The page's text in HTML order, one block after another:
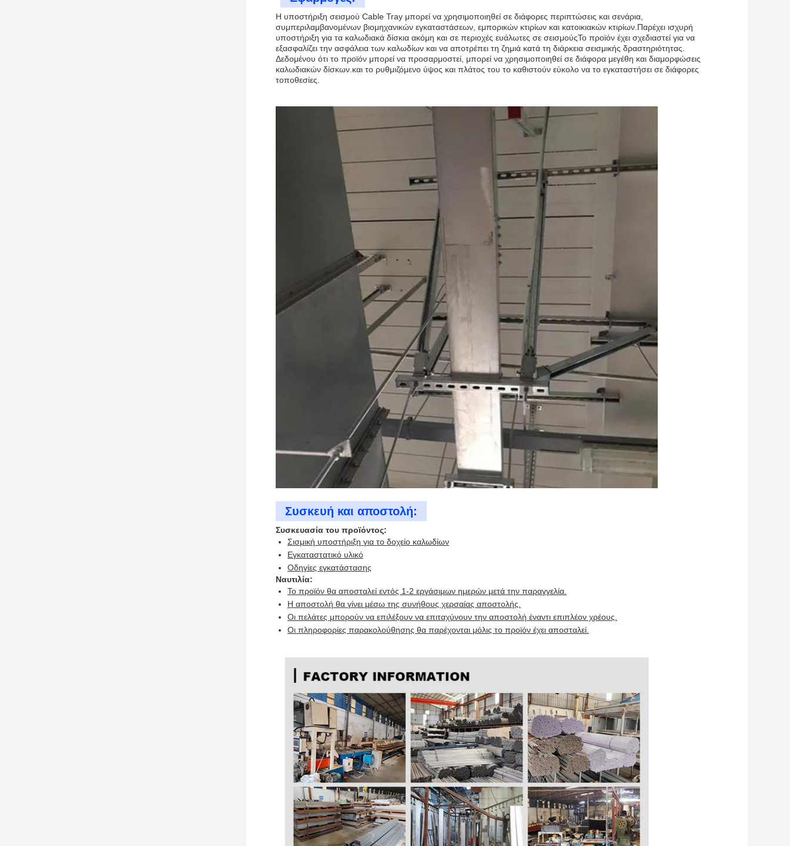
Η υποστήριξη σεισμού Cable Tray μπορεί να χρησιμοποιηθεί σε διάφορες περιπτώσεις και σενάρια,
συμπεριλαμβανομένων βιομηχανικών εγκαταστάσεων, εμπορικών κτιρίων και κατοικιακών κτιρίων.Παρέχει ισχυρή
υποστήριξη για τα καλωδιακά δίσκια ακόμη και σε περιοχές ευάλωτες σε σεισμούςΤο προϊόν έχει σχεδιαστεί για να
εξασφαλίζει την ασφάλεια των καλωδίων και να αποτρέπει τη ζημιά κατά τη διάρκεια σεισμικής δραστηριότητας.
Δεδομένου ότι το προϊόν μπορεί να προσαρμοστεί, μπορεί να χρησιμοποιηθεί σε διάφορα μεγέθη και διαμορφώσεις
καλωδιακών δίσκων.και το ρυθμιζόμενο ύψος και πλάτος του το καθιστούν εύκολο να το εγκαταστήσει σε διάφορες
τοποθεσίες.
Συσκευή και αποστολή:
Συσκευασία του προϊόντος:
Σισμική υποστήριξη για το δοχείο καλωδίων
Εγκαταστατικό υλικό
Οδηγίες εγκατάστασης
Ναυτιλία:
Το προϊόν θα αποσταλεί εντός 1-2 εργάσιμων ημερών μετά την παραγγελία.
Η αποστολή θα γίνει μέσω της συνήθους χερσαίας αποστολής.
Οι πελάτες μπορούν να επιλέξουν να επιταχύνουν την αποστολή έναντι επιπλέον χρέους.
Οι πληροφορίες παρακολούθησης θα παρέχονται μόλις το προϊόν έχει αποσταλεί.